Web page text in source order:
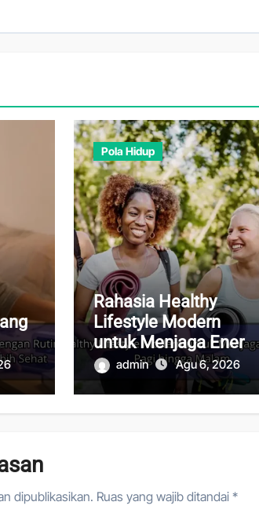
Pola Hidup
Rahasia Healthy
Lifestyle Modern
untuk Menjaga Energi
Stabil dari Pagi hingga
Malam
admin Agu 6, 2026
dipublikasikan. Ruas yang wajib ditandai *